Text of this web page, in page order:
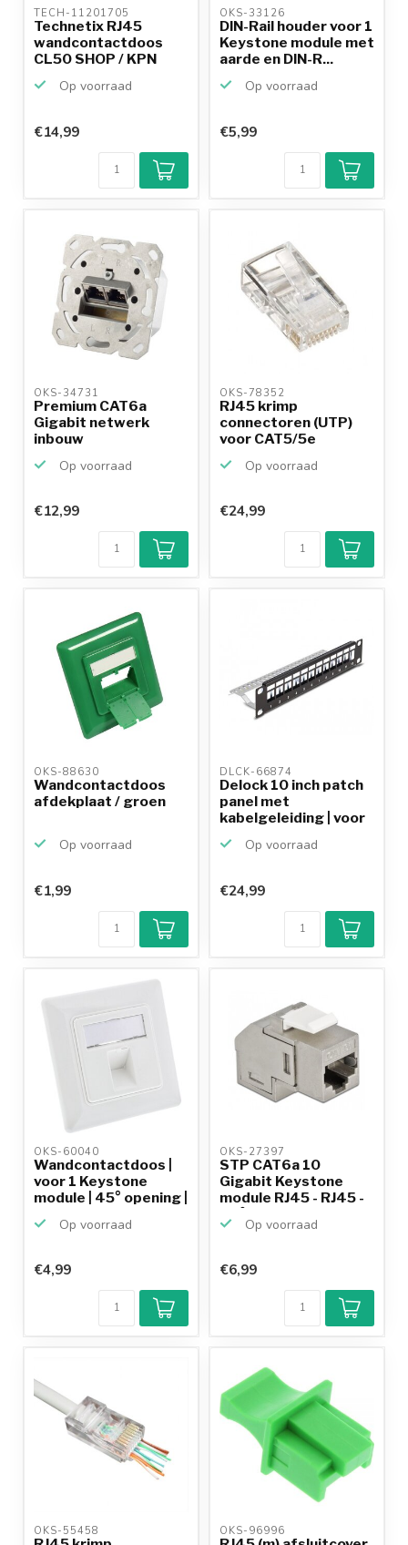
TECH-11201705
Technetix RJ45
wandcontactdoos
CL50 SHOP / KPN
Op voorraad
€14,99
OKS-33126
DIN-Rail houder voor 1
Keystone module met
aarde en DIN-R...
Op voorraad
9,2/10
Achteraf
betalen mogelijk
€5,99
OKS-34731
Premium CAT6a
Gigabit netwerk
inbouw
met ...Op voorraad
€12,99
OKS-78352
RJ45 krimp
connectoren (UTP)
voor CAT5/5e
Op voorraad
€24,99
OKS-88630
Wandcontactdoos
afdekplaat / groen
Op voorraad
€1,99
DLCK-66874
Delock 10 inch patch
panel met
kabelgeleiding | voor
Op voorraad
€24,99
OKS-60040
Wandcontactdoos |
voor 1 Keystone
module | 45° opening |
Op voorraad
€4,99
OKS-27397
STP CAT6a 10
Gigabit Keystone
module RJ45 - RJ45 -
90° ha...
Op voorraad
€6,99
OKS-55458 OKS-96996